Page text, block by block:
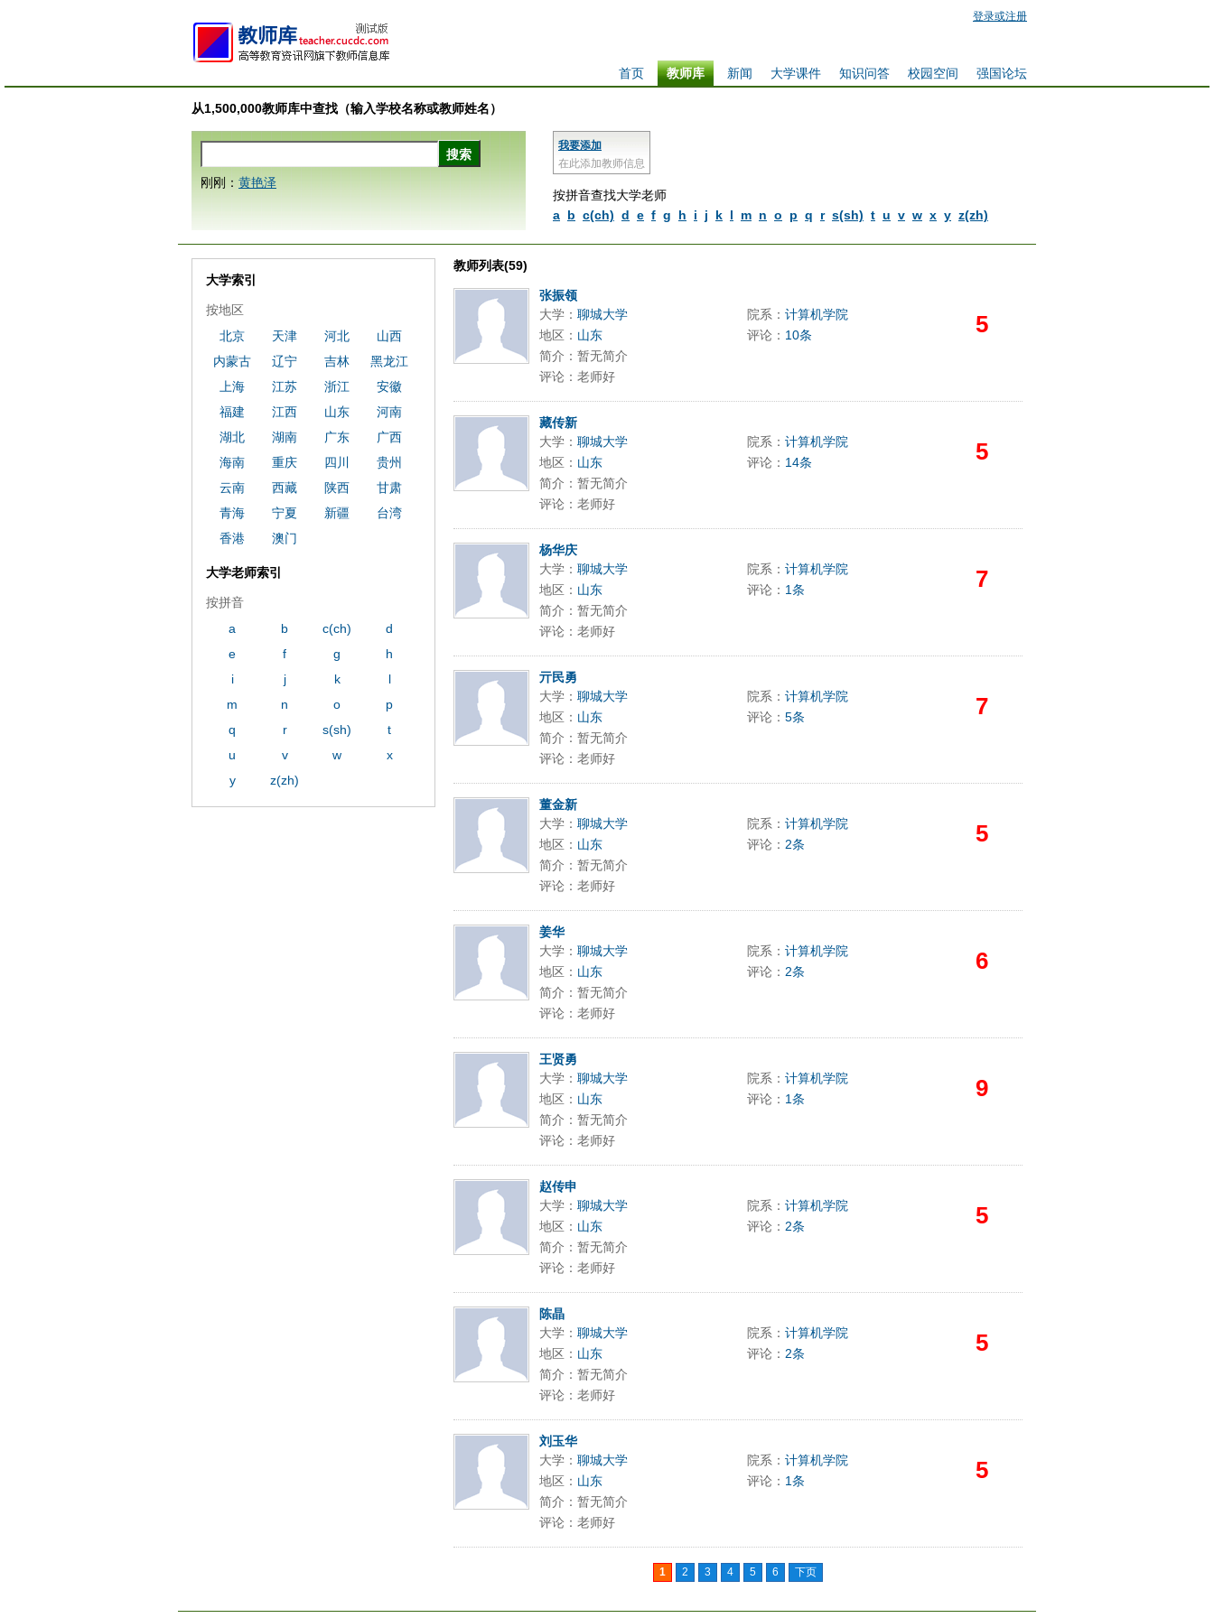
登录或注册
强国论坛
校园空间
知识问答
大学课件
新闻
教师库
首页
从1,500,000教师库中查找（输入学校名称或教师姓名）
我要添加
在此添加教师信息
按拼音查找大学老师
a b c(ch) d e f g h i j k l m n o p q r s(sh) t u v w x y z(zh)
刚刚： 黄艳泽
教师列表(59)
张振领
大学： 聊城大学 院系： 计算机学院 5
地区： 山东 评论： 10条
简介：暂无简介
评论：老师好
藏传新
大学： 聊城大学 院系： 计算机学院 5
地区： 山东 评论： 14条
简介：暂无简介
评论：老师好
杨华庆
大学： 聊城大学 院系： 计算机学院 7
地区： 山东 评论： 1条
简介：暂无简介
评论：老师好
亓民勇
大学： 聊城大学 院系： 计算机学院 7
地区： 山东 评论： 5条
简介：暂无简介
评论：老师好
董金新
大学： 聊城大学 院系： 计算机学院 5
地区： 山东 评论： 2条
简介：暂无简介
评论：老师好
姜华
大学： 聊城大学 院系： 计算机学院 6
地区： 山东 评论： 2条
简介：暂无简介
评论：老师好
王贤勇
大学： 聊城大学 院系： 计算机学院 9
地区： 山东 评论： 1条
简介：暂无简介
评论：老师好
赵传申
大学： 聊城大学 院系： 计算机学院 5
地区： 山东 评论： 2条
简介：暂无简介
评论：老师好
陈晶
大学： 聊城大学 院系： 计算机学院 5
地区： 山东 评论： 2条
简介：暂无简介
评论：老师好
刘玉华
大学： 聊城大学 院系： 计算机学院 5
地区： 山东 评论： 1条
简介：暂无简介
评论：老师好
1 2 3 4 5 6 下页
大学索引
按地区
北京
天津 河北
山西
内蒙古
辽宁 吉林
黑龙江
上海
江苏 浙江
安徽
福建
江西 山东
河南
湖北
湖南 广东
广西
海南
重庆 四川
贵州
云南
西藏 陕西
甘肃
青海
宁夏 新疆
台湾
香港
澳门
大学老师索引
按拼音
a
b c(ch)
d
e
f g
h
i
j k
l
m
n o
p
q
r s(sh)
t
u
v w
x
y
z(zh)